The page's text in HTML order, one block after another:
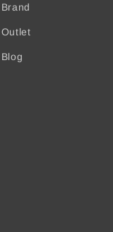
Brand
Outlet
Blog